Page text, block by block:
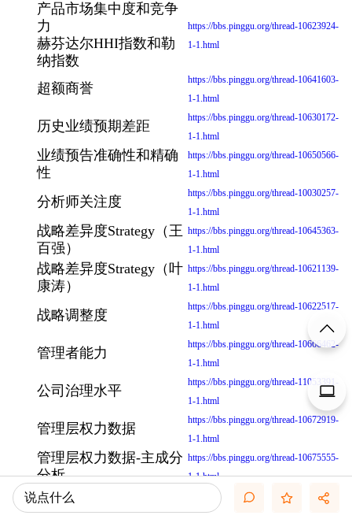
产品市场集中度和竞争
力
https://bbs.pinggu.org/thread-10623924-
1-1.html
赫芬达尔HHI指数和勒
纳指数
超额商誉
https://bbs.pinggu.org/thread-10641603-
1-1.html
历史业绩预期差距
https://bbs.pinggu.org/thread-10630172-
1-1.html
业绩预告准确性和精确
性
https://bbs.pinggu.org/thread-10650566-
1-1.html
分析师关注度
https://bbs.pinggu.org/thread-10030257-
1-1.html
战略差异度Strategy（王
百强）
https://bbs.pinggu.org/thread-10645363-
1-1.html
战略差异度Strategy（叶
康涛）
https://bbs.pinggu.org/thread-10621139-
1-1.html
战略调整度
https://bbs.pinggu.org/thread-10622517-
1-1.html
管理者能力
https://bbs.pinggu.org/thread-10666462-
1-1.html
公司治理水平
https://bbs.pinggu.org/thread-11053391-
1-1.html
管理层权力数据
https://bbs.pinggu.org/thread-10672919-
1-1.html
管理层权力数据-主成分
分析
https://bbs.pinggu.org/thread-10675555-
1-1.html
关键审计事项
https://bbs.pinggu.org/thread-9620455-1-
1.html
说点什么